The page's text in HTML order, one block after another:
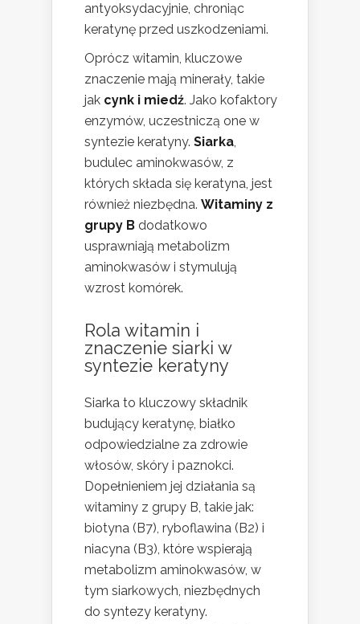
antyoksydacyjnie, chroniąc
keratynę przed uszkodzeniami.
Oprócz witamin, kluczowe
znaczenie mają minerały, takie
jak cynk i miedź. Jako kofaktory
enzymów, uczestniczą one w
syntezie keratyny. Siarka,
budulec aminokwasów, z
których składa się keratyna, jest
również niezbędna. Witaminy z
grupy B dodatkowo
usprawniają metabolizm
aminokwasów i stymulują
wzrost komórek.
Rola witamin i
znaczenie siarki w
syntezie keratyny
Siarka to kluczowy składnik
budujący keratynę, białko
odpowiedzialne za zdrowie
włosów, skóry i paznokci.
Dopełnieniem jej działania są
witaminy z grupy B, takie jak:
biotyna (B7), ryboflawina (B2) i
niacyna (B3), które wspierają
metabolizm aminokwasów, w
tym siarkowych, niezbędnych
do syntezy keratyny.